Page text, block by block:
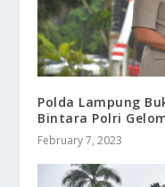
Polda Lampung
Bintara Polri
February 7, 2023